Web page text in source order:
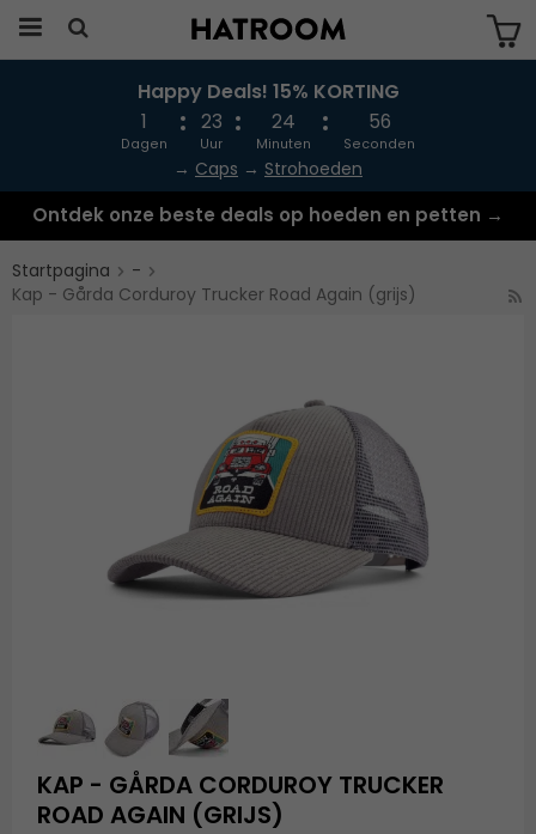
Produkten har blivit tillagd i varukorgen
Happy Deals! 15% KORTING
1
Dagen
23
Uur
24
Minuten
56
Seconden
→ Caps → Strohoeden
Ontdek onze beste deals op hoeden en petten →
Startpagina
-
Kap - Gårda Corduroy Trucker Road Again (grijs)
KAP - GÅRDA CORDUROY TRUCKER
ROAD AGAIN (GRIJS)